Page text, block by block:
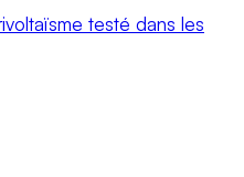
testé dans les